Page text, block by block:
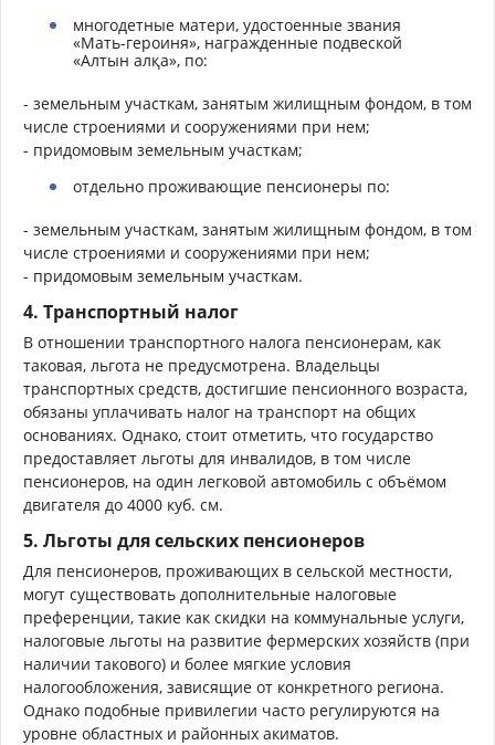
многодетные матери, удостоенные звания
«Мать-героиня», награжденные подвеской
«Алтын алқа», по:
- земельным участкам, занятым жилищным фондом, в том
числе строениями и сооружениями при нем;
- придомовым земельным участкам;
отдельно проживающие пенсионеры по:
- земельным участкам, занятым жилищным фондом, в том
числе строениями и сооружениями при нем;
- придомовым земельным участкам.
4. Транспортный налог
В отношении транспортного налога пенсионерам, как
таковая, льгота не предусмотрена. Владельцы
транспортных средств, достигшие пенсионного возраста,
обязаны уплачивать налог на транспорт на общих
основаниях. Однако, стоит отметить, что государство
предоставляет льготы для инвалидов, в том числе
пенсионеров, на один легковой автомобиль с объёмом
двигателя до 4000 куб. см.
5. Льготы для сельских пенсионеров
Для пенсионеров, проживающих в сельской местности,
могут существовать дополнительные налоговые
преференции, такие как скидки на коммунальные услуги,
налоговые льготы на развитие фермерских хозяйств (при
наличии такового) и более мягкие условия
налогообложения, зависящие от конкретного региона.
Однако подобные привилегии часто регулируются на
уровне областных и районных акиматов.